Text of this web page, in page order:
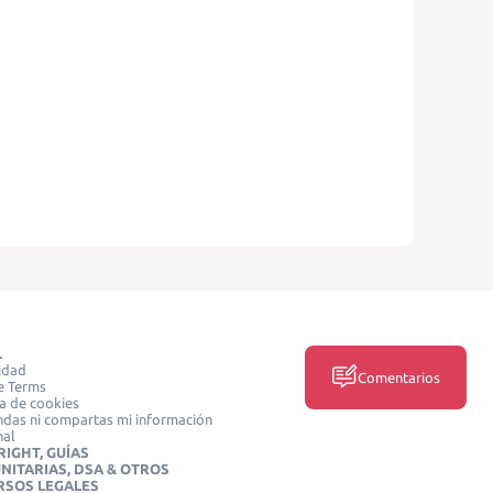
Terms
de cookies
ni compartas mi información
GUÍAS
DSA & OTROS
LEGALES
Comentarios